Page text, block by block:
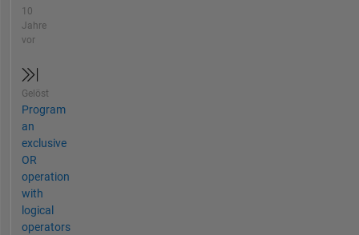
10
Jahre
vor
Gelöst
Program
an
exclusive
OR
operation
with
logical
operators